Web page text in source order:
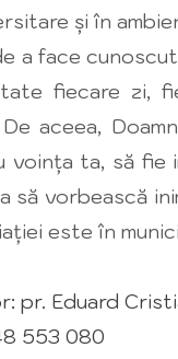
și în
a face
fiecare zi,
aceea,
voința ta, să fie
să vorbească
este în
pr. Eduard
553 080